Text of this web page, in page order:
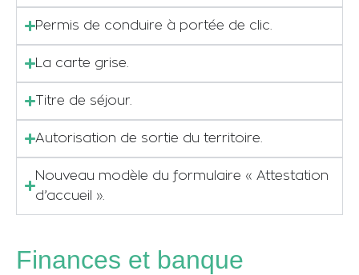
Permis de conduire à portée de clic.
La carte grise.
Titre de séjour.
Autorisation de sortie du territoire.
Nouveau modèle du formulaire « Attestation
d’accueil ».
Finances et banque